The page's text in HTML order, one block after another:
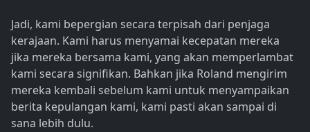
Jadi, kami bepergian secara terpisah dari penjaga
kerajaan. Kami harus menyamai kecepatan mereka
jika mereka bersama kami, yang akan memperlambat
kami secara signifikan. Bahkan jika Roland mengirim
mereka kembali sebelum kami untuk menyampaikan
berita kepulangan kami, kami pasti akan sampai di
sana lebih dulu.